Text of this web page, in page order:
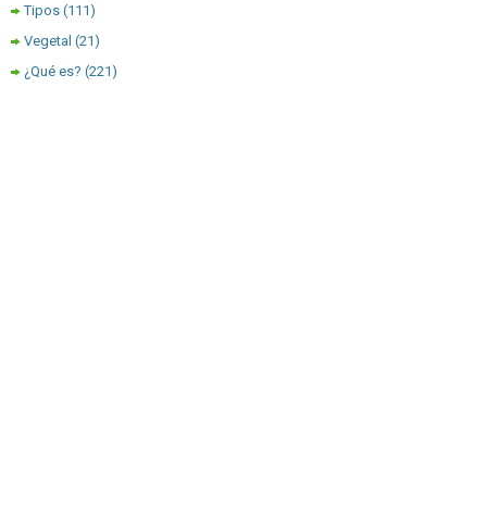
Tipos (111)
Vegetal (21)
¿Qué es? (221)